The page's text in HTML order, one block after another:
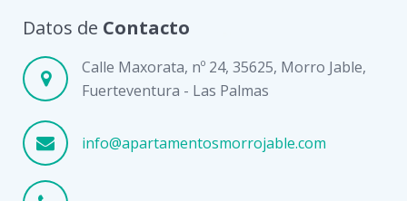
Datos de Contacto
Calle Maxorata, nº 24, 35625, Morro Jable,
Fuerteventura - Las Palmas
info@apartamentosmorrojable.com